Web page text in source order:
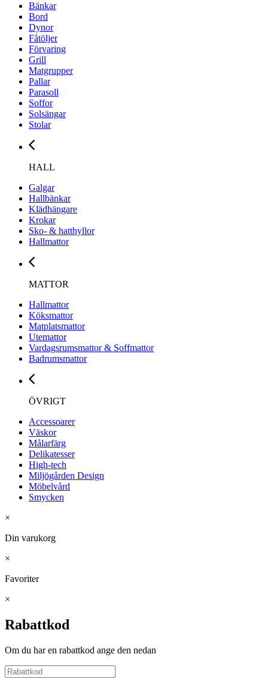
Bänkar
Bord
Dynor
Fåtöljer
Förvaring
Grill
Matgrupper
Pallar
Parasoll
Soffor
Solsängar
Stolar
HALL
Galgar
Hallbänkar
Klädhängare
Krokar
Sko- & hatthyllor
Hallmattor
MATTOR
Hallmattor
Köksmattor
Matplatsmattor
Utemattor
Vardagsrumsmattor & Soffmattor
Badrumsmattor
ÖVRIGT
Accessoarer
Väskor
Målarfärg
Delikatesser
High-tech
Miljögården Design
Möbelvård
Smycken
×
Din varukorg
×
Favoriter
×
Rabattkod
Om du har en rabattkod ange den nedan